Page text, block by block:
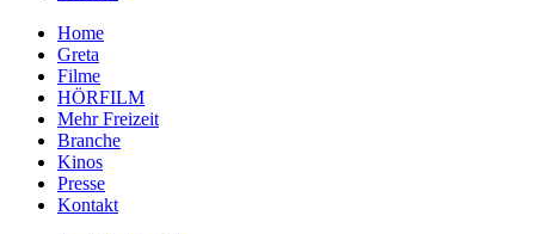
Home
Greta
Filme
HÖRFILM
Mehr Freizeit
Branche
Kinos
Presse
Kontakt